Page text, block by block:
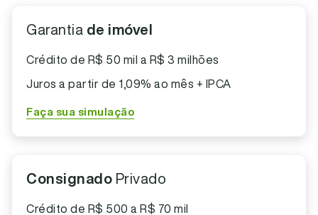
Garantia de imóvel
Crédito de R$ 50 mil a R$ 3 milhões
Juros a partir de 1,09% ao mês + IPCA
Faça sua simulação
Consignado Privado
Crédito de R$ 500 a R$ 70 mil